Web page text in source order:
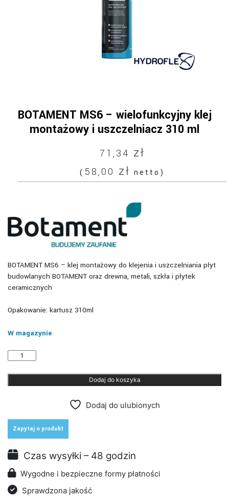
BOTAMENT MS6 – wielofunkcyjny klej
montażowy i uszczelniacz 310 ml
71,34 zł
( 58,00 zł netto)
BOTAMENT MS6 – klej montażowy do klejenia i uszczelniania płyt
budowlanych BOTAMENT oraz drewna, metali, szkła i płytek
ceramicznych
Opakowanie: kartusz 310ml
W magazynie
BOTAMENT
MS6
i
uszczelniacz
310
Dodaj do koszyka
Dodaj do ulubionych
Zapytaj o produkt
Czas wysyłki – 48 godzin
Wygodne i bezpieczne formy płatności
Sprawdzona jakość